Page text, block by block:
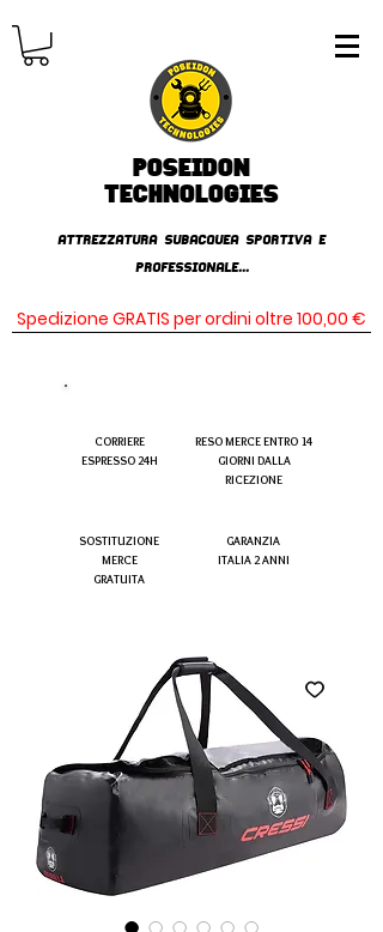
Poseidon
TECHNOLOGIES
AttrezzaturA subacqueA SPORTIVA E
PROFESSIONALE...
Spedizione GRATIS per ordini oltre 100,00 €
CORRIERE
ESPRESSO 24H
SOSTITUZIONE
MERCE
GRATUITA
RESO MERCE ENTRO 14
GIORNI DALLA
RICEZIONE
GARANZIA
ITALIA 2 ANNI